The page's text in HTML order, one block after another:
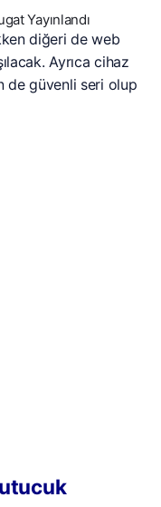
Yayınlandı
diğeri de web
Ayrıca cihaz
de güvenli seri olup